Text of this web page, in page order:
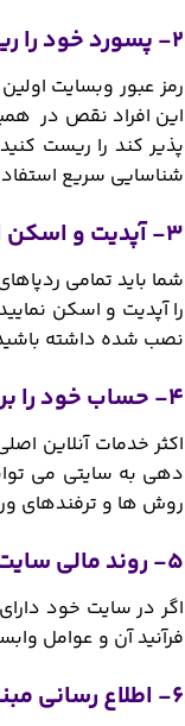
2- پسورد خود را ریست کنید
رمز عبور وبسایت
این افراد نقص در
پذیر کند را ریست
شناسایی سریع
3- آپدیت و اسکن از اقدامات لازم پس از هک شدن سایت
شما باید تمامی
را آپدیت و اسکن
نصب شده داشته
4- حساب خود را برگردانید
اکثر خدمات آنلاین
دهی به سایتی می
روش ها و ترفندهای
5- روند مالی سایت را چک کنید
اگر در سایت خود
فرآنید آن و عوامل
6- اطلاع رسانی مبنی بر هک شدن سایت از مهم ترین اقدامات لازم پس از هک شدن سایت